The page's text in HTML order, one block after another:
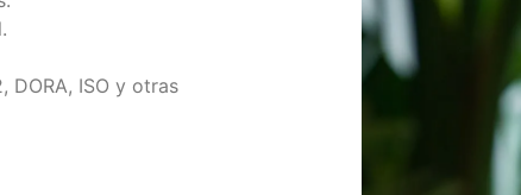
DORA, ISO y otras